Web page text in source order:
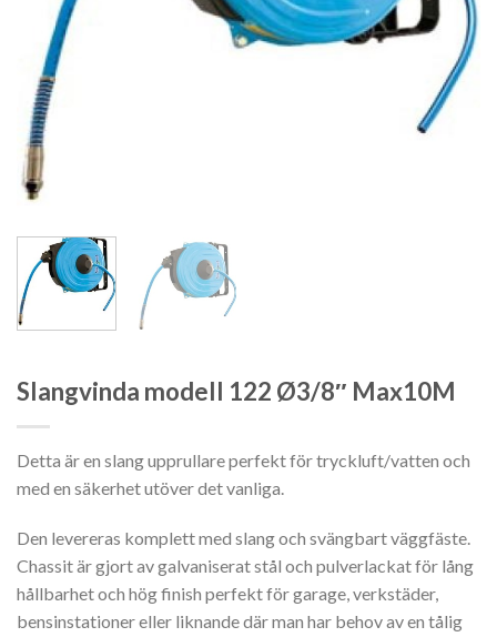
Slangvinda modell 122 Ø3/8″ Max10M
Detta är en slang upprullare perfekt för tryckluft/vatten och
med en säkerhet utöver det vanliga.
Den levereras komplett med slang och svängbart väggfäste.
Chassit är gjort av galvaniserat stål och pulverlackat för lång
hållbarhet och hög finish perfekt för garage, verkstäder,
bensinstationer eller liknande där man har behov av en tålig